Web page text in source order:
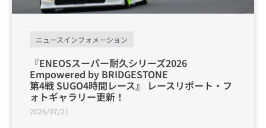
ニュースインフォメーション
『ENEOSスーパー耐久シリーズ2026
Empowered by BRIDGESTONE
第4戦 SUGO4時間レース』 レースリポート・フ
ォトギャラリー更新！
2026/07/21